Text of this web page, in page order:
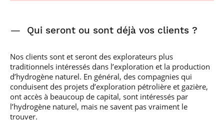
— Qui seront ou sont déjà vos clients ?
Nos clients sont et seront des explorateurs plus
traditionnels intéressés dans l’exploration et la production
d’hydrogène naturel. En général, des compagnies qui
conduisent des projets d’exploration pétrolière et gazière,
ont accès à beaucoup de capital, sont intéressés par
l’hydrogène naturel, mais ne savent pas vraiment le
trouver.